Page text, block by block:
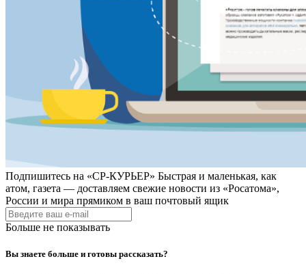
Подпишитесь на «СР-КУРЬЕР» Быстрая и маленькая, как
атом, газета — доставляем свежие новости из «Росатома»,
России и мира прямиком в ваш почтовый ящик
Больше не показывать
Вы знаете больше и готовы рассказать?